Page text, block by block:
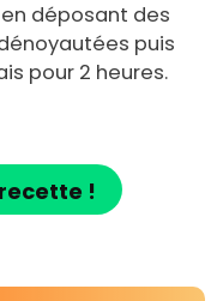
déposant des
puis
pour 2 heures.
!